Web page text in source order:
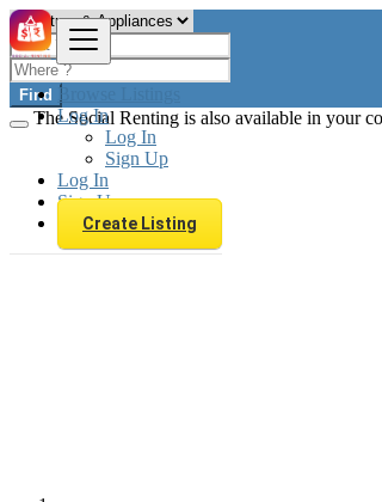
Browse Listings
Log In
Log In
Sign Up
Log In
Sign Up
Create Listing
Find
The Social Renting is also available in your